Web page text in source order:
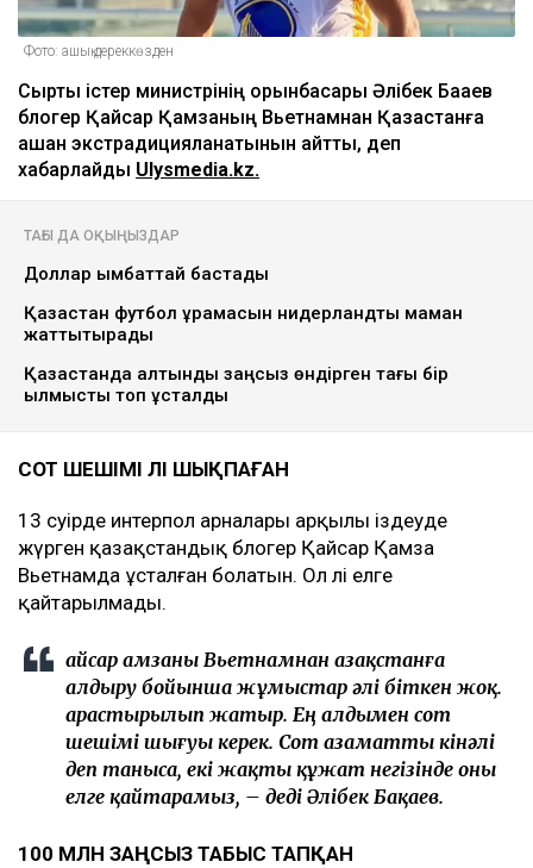
Фото: ашық дереккөзден
Сыртқы істер министрінің орынбасары Әлібек Бақаев
блогер Қайсар Қамзаның Вьетнамнан Қазақстанға
қашан экстрадицияланатынын айтты, деп
хабарлайды Ulysmedia.kz.
ТАҒЫ ДА ОҚЫҢЫЗДАР
Доллар қымбаттай бастады
Қазақстан футбол құрамасын нидерландтық маман
жаттықтырады
Қазақстанда алтынды заңсыз өндірген тағы бір
қылмыстық топ ұсталды
СОТ ШЕШІМІ ӘЛІ ШЫҚПАҒАН
13 cәуірде интерпол арналары арқылы іздеуде
жүрген қазақстандық блогер Қайсар Қамза
Вьетнамда ұсталған болатын. Ол әлі елге
қайтарылмады.
Қайсар Қамзаны Вьетнамнан Қазақстанға
алдыру бойынша жұмыстар әлі біткен жоқ.
Қарастырылып жатыр. Ең алдымен сот
шешімі шығуы керек. Сот азаматты кінәлі
деп таныса, екі жақты құжат негізінде оны
елге қайтарамыз, – деді Әлібек Бақаев.
100 МЛН ЗАҢСЫЗ ТАБЫС ТАПҚАН